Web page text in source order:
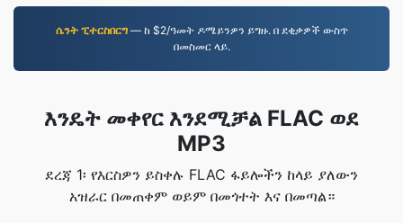
ሴንት ፒተርስበርግ— ከ $2/ዓመት ዶሜይንዎን ይግዙ. በ ደቂቃዎች ውስጥ
በመስመር ላይ.
እንዴት መቀየር እንደሚቻል FLAC ወደ
MP3
ደረጃ 1፡ የእርስዎን ይስቀሉ FLAC ፋይሎችን ከላይ ያለውን
አዝራር በመጠቀም ወይም በመጎተት እና በመጣል።